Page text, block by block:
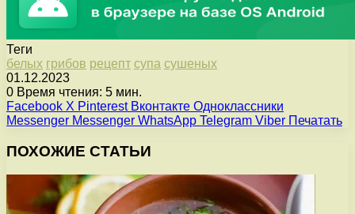
Теги
белых грибов рецепт супа сушеных
01.12.2023
0 Время чтения: 5 мин.
Facebook X Pinterest Вконтакте Одноклассники
Messenger Messenger WhatsApp Telegram Viber Печатать
ПОХОЖИЕ СТАТЬИ